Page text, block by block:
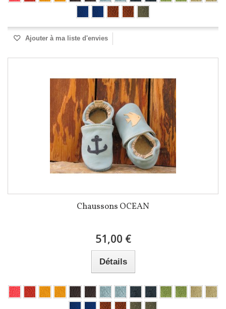
Ajouter à ma liste d'envies
Chaussons OCEAN
51,00 €
Détails